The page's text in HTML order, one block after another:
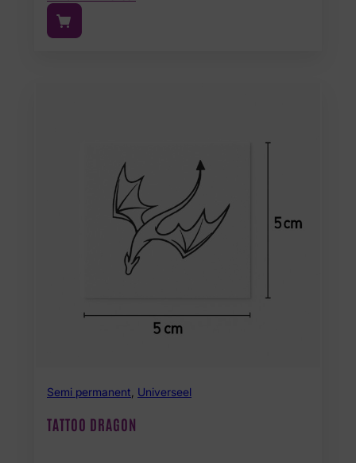
Semi permanent Universeel
TATTOO DRAGON